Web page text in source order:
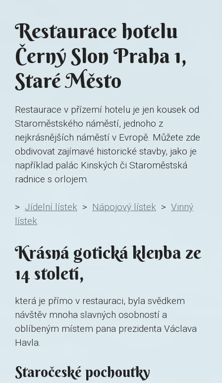
Restaurace hotelu
Černý Slon Praha 1,
Staré Město
Restaurace v přízemí hotelu je jen kousek od
Staroměstského náměstí, jednoho z
nejkrásnějších náměstí v Evropě. Můžete zde
obdivovat zajímavé historické stavby, jako je
například palác Kinských či Staroměstská
radnice s orlojem.
> Jídelní lístek > Nápojový lístek > Vinný
lístek
Krásná gotická klenba ze
14 století,
která je přímo v restauraci, byla svědkem
návštěv mnoha slavných osobností a
oblíbeným místem pana prezidenta Václava
Havla.
Staročeské pochoutky